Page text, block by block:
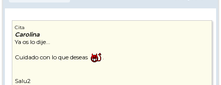
Cita
Carolina
Ya os lo dije...
Cuidado con lo que deseas
Salu2